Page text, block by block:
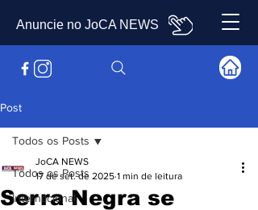
Anuncie no JoCA NEWS
Post
Todos os Posts
Internacional
Todos os Posts
Serra Negra se
JoCA NEWS
17 de set. de 2025 1 min de leitura